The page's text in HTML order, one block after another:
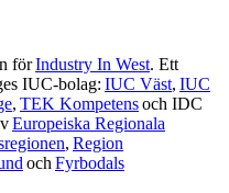
förIndustry In West. Ett
IUC-bolag: IUC Väst, IUC
, TEK Kompetensoch IDC
Europeiska Regionala
, Region
och Fyrbodals